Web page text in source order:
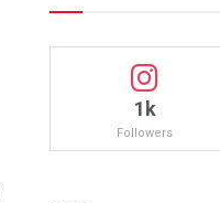
1k
Followers